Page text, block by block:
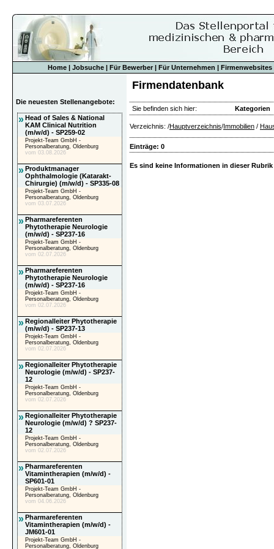
Home| Jobsuche| Für Bewerber| Für Unternehmen | Firmenwebsites
Die neuesten Stellenangebote:
»Head of Sales & National
KAM Clinical Nutrition
(m/w/d) - SP259-02
Projekt-Team GmbH -
Personalberatung, Oldenburg
vom 03.08.2026
»Produktmanager
Ophthalmologie (Katarakt-
Chirurgie) (m/w/d) - SP335-08
Projekt-Team GmbH -
Personalberatung, Oldenburg
vom 03.07.2026
»Pharmareferenten
Phytotherapie Neurologie
(m/w/d) - SP237-16
Projekt-Team GmbH -
Personalberatung, Oldenburg
vom 02.07.2026
»Pharmareferenten
Phytotherapie Neurologie
(m/w/d) - SP237-16
Projekt-Team GmbH -
Personalberatung, Oldenburg
vom 02.07.2026
»Regionalleiter Phytotherapie
(m/w/d) - SP237-13
Projekt-Team GmbH -
Personalberatung, Oldenburg
vom 02.07.2026
»Regionalleiter Phytotherapie
Neurologie (m/w/d) - SP237-
12
Projekt-Team GmbH -
Personalberatung, Oldenburg
vom 02.07.2026
»Regionalleiter Phytotherapie
Neurologie (m/w/d) ? SP237-
12
Projekt-Team GmbH -
Personalberatung, Oldenburg
vom 02.07.2026
»Pharmareferenten
Vitamintherapien (m/w/d) -
SP601-01
Projekt-Team GmbH -
Personalberatung, Oldenburg
vom 04.06.2026
»Pharmareferenten
Vitamintherapien (m/w/d) -
JM601-01
Projekt-Team GmbH -
Personalberatung, Oldenburg
Firmendatenbank
Sie befinden sich hier: Kategorien
Verzeichnis: /Hauptverzeichnis/Immobilien /
Einträge: 0
Es sind keine Informationen in dieser